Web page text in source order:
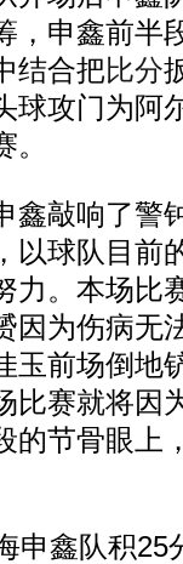
，申鑫前半
结合把比分
球攻门为阿
敲响了警
以球队目前
力。本场比
因为伤病无
玉前场倒地
比赛就将因
的节骨眼上
鑫队积25